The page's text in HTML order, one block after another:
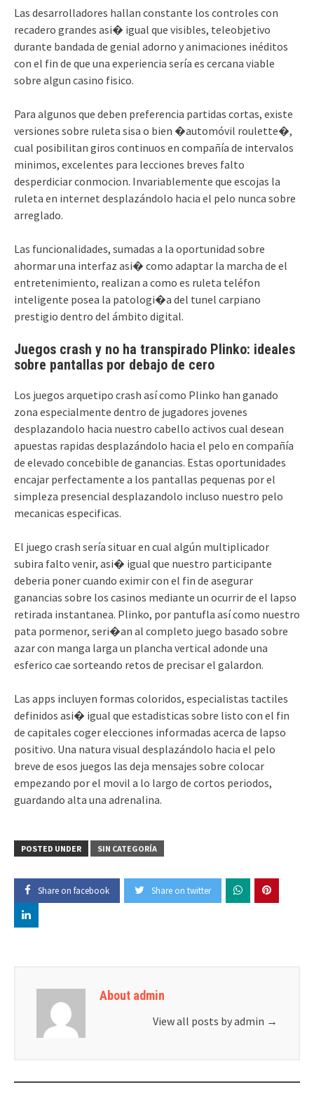
Las desarrolladores hallan constante los controles con
recadero grandes asi� igual que visibles, teleobjetivo
durante bandada de genial adorno y animaciones inéditos
con el fin de que una experiencia serí­a es cercana viable
sobre algun casino fisico.
Para algunos que deben preferencia partidas cortas, existe
versiones sobre ruleta sisa o bien �automóvil roulette�,
cual posibilitan giros continuos en compañía de intervalos
minimos, excelentes para lecciones breves falto
desperdiciar conmocion. Invariablemente que escojas la
ruleta en internet desplazándolo hacia el pelo nunca sobre
arreglado.
Las funcionalidades, sumadas a la oportunidad sobre
ahormar una interfaz asi� como adaptar la marcha de el
entretenimiento, realizan a como es ruleta teléfon
inteligente posea la patologi�a del tunel carpiano
prestigio dentro del ámbito digital.
Juegos crash y no ha transpirado Plinko: ideales
sobre pantallas por debajo de cero
Los juegos arquetipo crash así­ como Plinko han ganado
zona especialmente dentro de jugadores jovenes
desplazandolo hacia nuestro cabello activos cual desean
apuestas rapidas desplazándolo hacia el pelo en compañía
de elevado concebible de ganancias. Estas oportunidades
encajar perfectamente a los pantallas pequenas por el
simpleza presencial desplazandolo incluso nuestro pelo
mecanicas especificas.
El juego crash serí­a situar en cual algún multiplicador
subira falto venir, asi� igual que nuestro participante
deberia poner cuando eximir con el fin de asegurar
ganancias sobre los casinos mediante un ocurrir de el lapso
retirada instantanea. Plinko, por pantufla así­ como nuestro
pata pormenor, seri�an al completo juego basado sobre
azar con manga larga un plancha vertical adonde una
esferico cae sorteando retos de precisar el galardon.
Las apps incluyen formas coloridos, especialistas tactiles
definidos asi� igual que estadisticas sobre listo con el fin
de capitales coger elecciones informadas acerca de lapso
positivo. Una natura visual desplazándolo hacia el pelo
breve de esos juegos las deja mensajes sobre colocar
empezando por el movil a lo largo de cortos periodos,
guardando alta una adrenalina.
POSTED UNDER SIN CATEGORÍA
Share on facebook Share on twitter
About admin
View all posts by admin →